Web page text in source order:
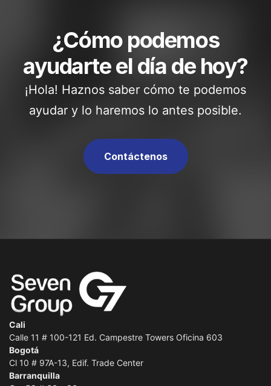
¿Cómo podemos
ayudarte el día de hoy?
¡Hola! Haznos saber cómo te podemos
ayudar y lo haremos lo antes posible.
Contáctenos
Cali
Calle 11 # 100-121 Ed. Campestre Towers Oficina 603
Bogotá
Cl 10 # 97A-13, Edif. Trade Center
Barranquilla